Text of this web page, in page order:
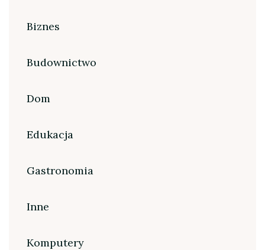
Biznes
Budownictwo
Dom
Edukacja
Gastronomia
Inne
Komputery